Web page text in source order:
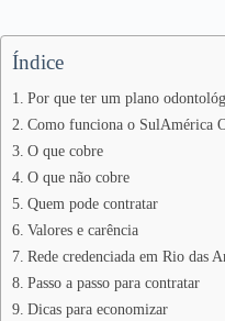
Índice
Por que ter um plano
Como funciona o SulAmérica
O que cobre
O que não cobre
Quem pode contratar
Valores e carência
Rede credenciada em Rio das
Passo a passo para contratar
Dicas para economizar